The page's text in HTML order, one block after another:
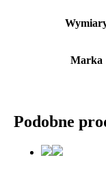
Marka
Podobne